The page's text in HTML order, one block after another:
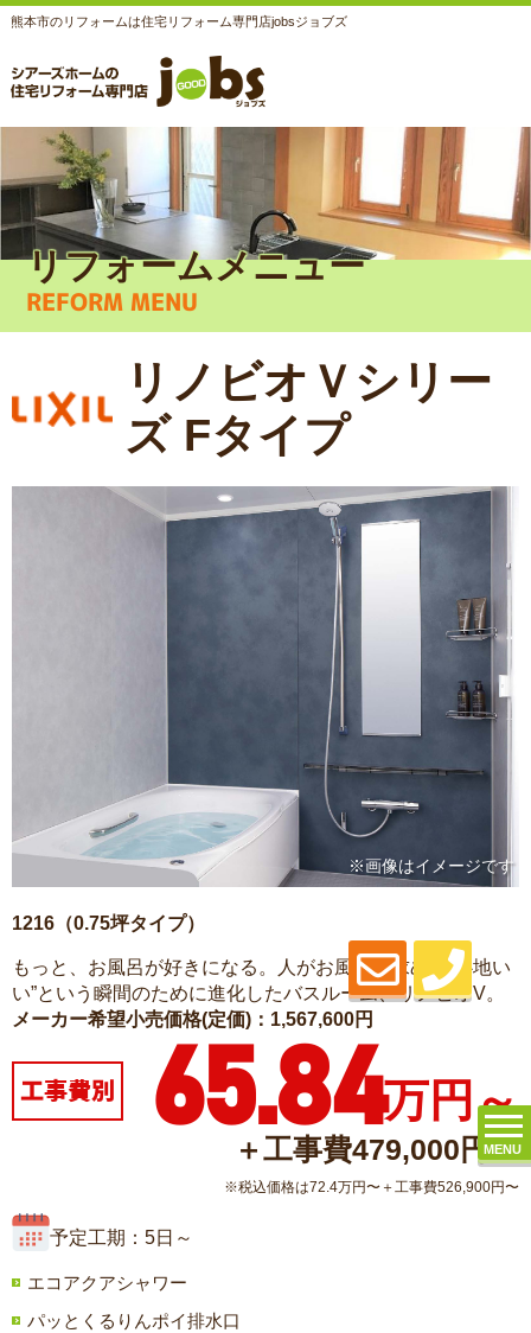
熊本市のリフォームは住宅リフォーム専門店jobsジョブズ
MENU
リフォームメニュー
REFORM MENU
リノビオＶシリー
ズ Fタイプ
※画像はイメージです
1216（0.75坪タイプ）
もっと、お風呂が好きになる。人がお風呂に求める“心地い
い”という瞬間のために進化したバスルーム、リノビオV。
メーカー希望小売価格(定価)：1,567,600円
工事費別 65.84万円～
＋工事費479,000円〜
※税込価格は72.4万円〜＋工事費526,900円〜
予定工期：5日～
エコアクアシャワー
パッとくるりんポイ排水口